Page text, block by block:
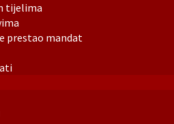
tijelima
prestao mandat